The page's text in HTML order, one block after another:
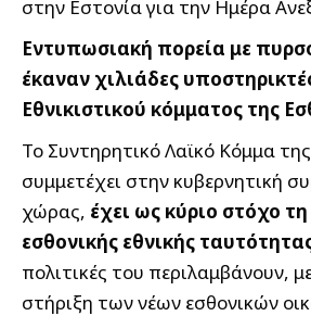
Εντυπωσιακή πορεία με
έκαναν χιλιάδες
Εθνικιστικού κόμματος της
Το Συντηρητικό Λαϊκό Κόμμα
συμμετέχει στην κυβερνητική
χώρας, έχει ως κύριο στόχο
εσθονικής εθνικής
πολιτικές του περιλαμβάνουν,
στήριξη των νέων εσθονικών